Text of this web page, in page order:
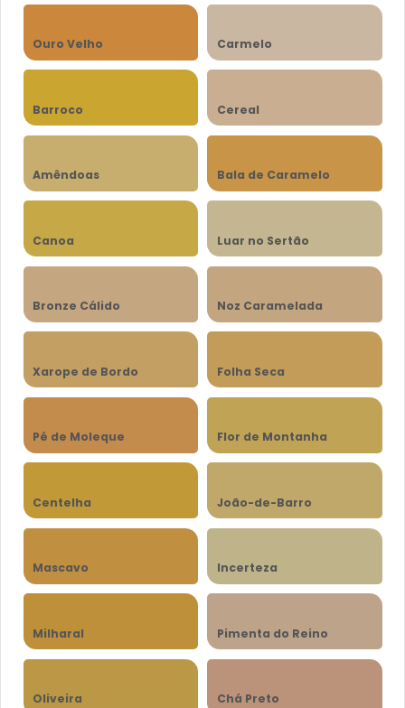
Ouro Velho Carmelo
Barroco Cereal
Amêndoas Bala de Caramelo
Canoa Luar no Sertão
Bronze Cálido Noz Caramelada
Xarope de Bordo Folha Seca
Pé de Moleque Flor de Montanha
Centelha João-de-Barro
Mascavo Incerteza
Milharal Pimenta do Reino
Oliveira Chá Preto